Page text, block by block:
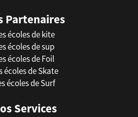
Partenaires
écoles de kite
écoles de sup
écoles de Foil
écoles de Skate
écoles de Surf
Services